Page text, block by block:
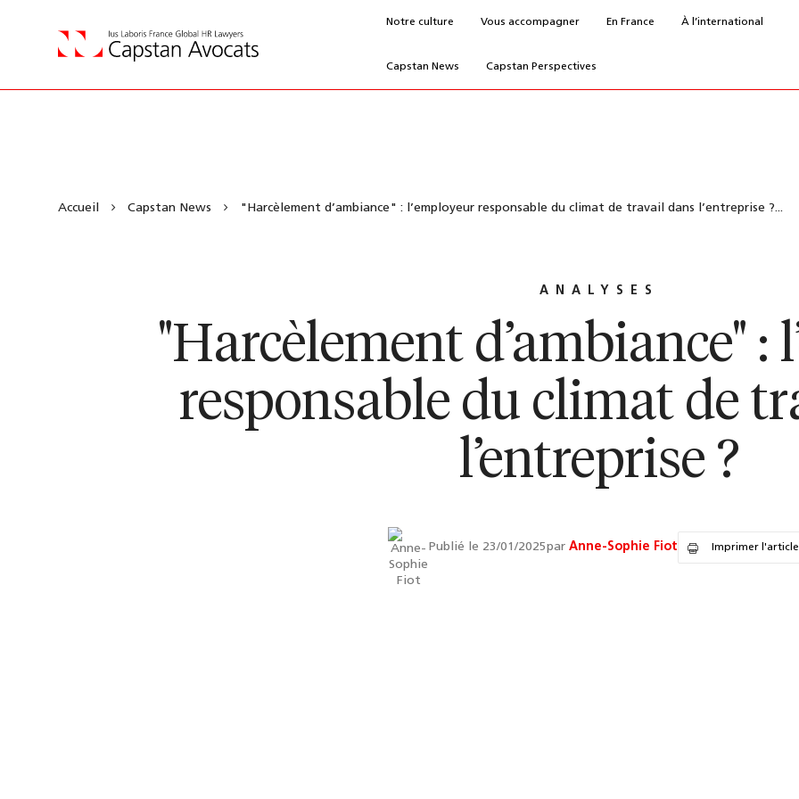
Notre culture Vous accompagner En France À l’international
Capstan News Capstan Perspectives
Accueil Capstan News "Harcèlement d’ambiance" : l’employeur responsable du climat de travail dans l’entreprise ?...
ANALYSES
"Harcèlement d’ambiance" :
responsable du climat de
l’entreprise ?
Publié le 23/01/2025par Anne-Sophie Fiot Imprimer l'article